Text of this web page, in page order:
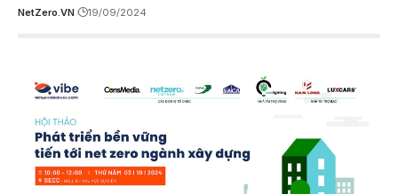
NetZero.VN 19/09/2024